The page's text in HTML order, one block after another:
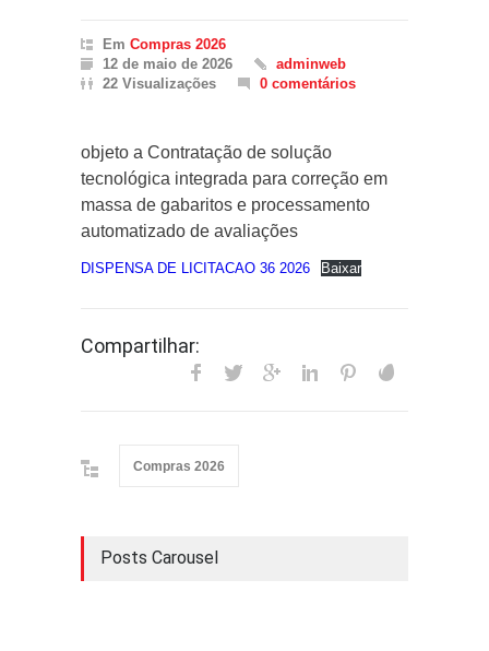
Em Compras 2026
12 de maio de 2026
adminweb
22 Visualizações
0 comentários
objeto a Contratação de solução
tecnológica integrada para correção em
massa de gabaritos e processamento
automatizado de avaliações
DISPENSA DE LICITACAO 36 2026 Baixar
Compartilhar:
Compras 2026
Posts Carousel